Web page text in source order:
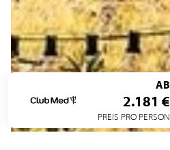
AB
2.181 €
PREIS PRO PERSON